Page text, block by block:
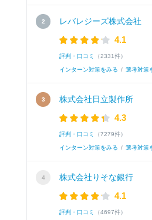
レバレジーズ株式会社
4.1
評判・口コミ （2331件）
インターン対策をみる / 選考対策
株式会社日立製作所
4.3
評判・口コミ （7279件）
インターン対策をみる / 選考対策
株式会社りそな銀行
4.1
評判・口コミ （4697件）